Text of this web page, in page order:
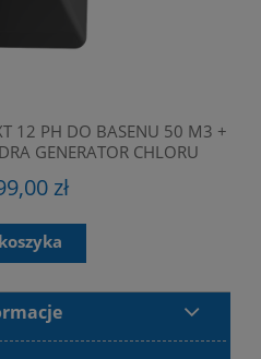
12 PH DO BASENU 50 M3 +
GENERATOR CHLORU
zł